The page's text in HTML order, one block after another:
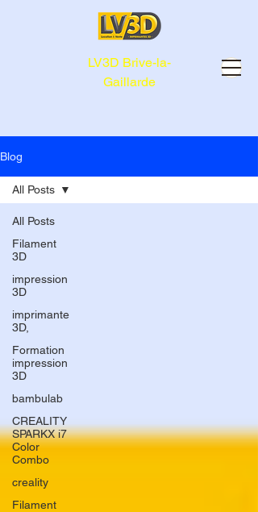
LV3D Brive-la-
Gaillarde
Blog
All Posts
Filament
3D
impression
3D
imprimante
3D,
Formation
impression
3D
bambulab
CREALITY
SPARKX i7
Color
Combo
creality
Filament
All Posts